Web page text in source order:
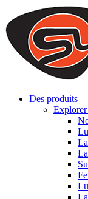
We use cookies to
on our website. By
that cookies are
to offer you a better
you can disable
Des produits
Explorer